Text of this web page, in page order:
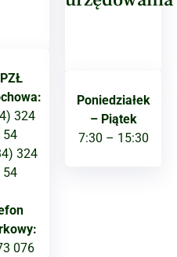
324
54
324
54
076
Poniedziałek
– Piątek
7:30 – 15:30